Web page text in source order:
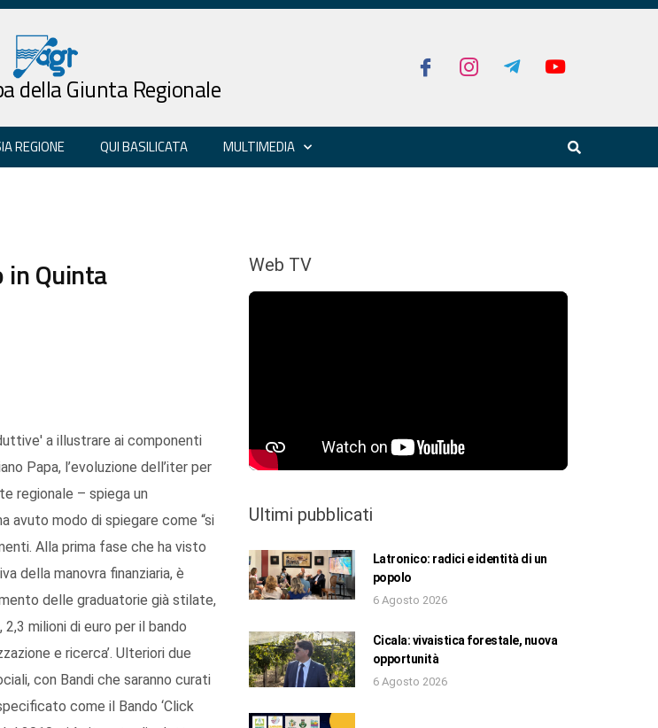
della Giunta Regionale
REGIONE QUI BASILICATA MULTIMEDIA
in Quinta
a illustrare ai componenti
Papa, l’evoluzione dell’iter per
regionale – spiega un
avuto modo di spiegare come “si
Alla prima fase che ha visto
della manovra finanziaria, è
delle graduatorie già stilate,
2,3 milioni di euro per il bando
e ricerca’. Ulteriori due
con Bandi che saranno curati
come il Bando ‘Click
Web TV
Ultimi pubblicati
Latronico: radici e identità di un
popolo
6 Agosto 2026
Cicala: vivaistica forestale, nuova
opportunità
6 Agosto 2026